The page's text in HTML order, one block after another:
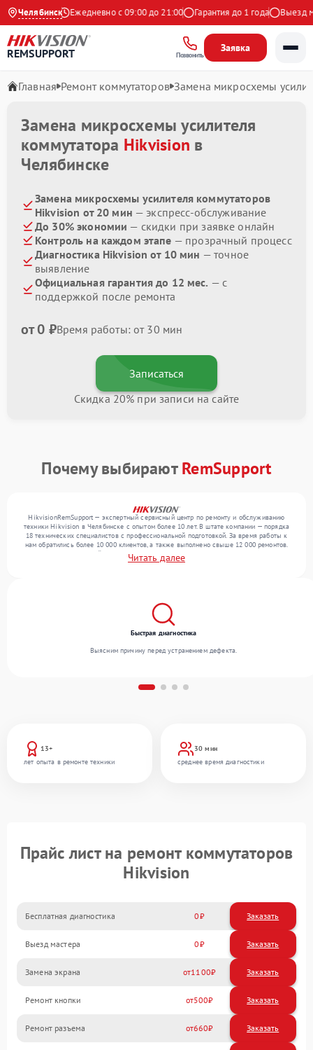
Челябинск
на Яндекс Ежедневно с 09:00 до 21:00 Гарантия до 1 года Выезд
REMSUPPORT Позвонить
Заявка
Главная Ремонт коммутаторов Замена микросхемы
Замена микросхемы усилителя
коммутатора Hikvision в
Челябинске
Замена микросхемы усилителя коммутаторов
Hikvision от 20 мин — экспресс-обслуживание
До 30% экономии — скидки при заявке онлайн
Контроль на каждом этапе — прозрачный процесс
Диагностика Hikvision от 10 мин — точное
выявление
Официальная гарантия до 12 мес. — с
поддержкой после ремонта
от 0 ₽Время работы: от 30 мин
Записаться
Скидка 20% при записи на сайте
Почему выбираютRemSupport
HikvisionRemSupport — экспертный сервисный центр по ремонту и обслуживанию
техники Hikvision в Челябинске с опытом более 10 лет. В штате компании — порядка
18 технических специалистов с профессиональной подготовкой. За время работы к
нам обратились более 10 000 клиентов, а также выполнено свыше 12 000 ремонтов.
Ежемесячно в сервисный центр поступает свыше 300 единиц техники, включая , , . Мы
работаем с широким спектром неисправностей и обеспечиваем надежный результат
Читать далее
13+
лет опыта в ремонте техники
30 мин
среднее время диагностики
Быстрая диагностика
Выясним причину перед устранением дефекта.
Прайс лист на ремонт коммутаторов
Hikvision
Бесплатная диагностика 0 Заказать
Выезд мастера 0 Заказать
Замена экрана 1100
Ремонт кнопки 500
Ремонт разъема 660